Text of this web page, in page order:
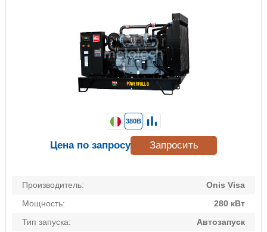
Производитель:
Onis Visa
Мощность:
280 кВт
Тип запуска:
Автозапуск
380В
Цена по запросу Запросить